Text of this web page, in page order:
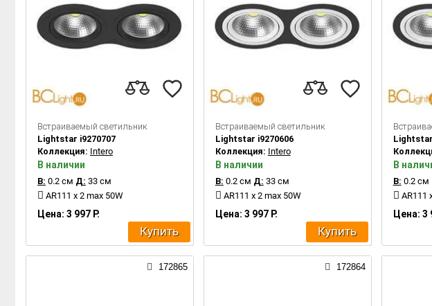
Встраиваемый светильник
Lightstar i9270707
Коллекция: Intero
В наличии
В: 0.2 см Д: 33 см
AR111 x 2 max 50W
Цена: 3 997 Р.
Купить
Встраиваемый светильник
Lightstar i9270606
Коллекция: Intero
В наличии
В: 0.2 см Д: 33 см
AR111 x 2 max 50W
Цена: 3 997 Р.
Купить
В
В: 0.2 см
AR111
Цена: 3
172865 172864